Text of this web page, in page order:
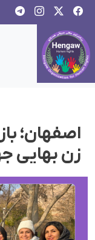
اصفهان؛
زن بهایی